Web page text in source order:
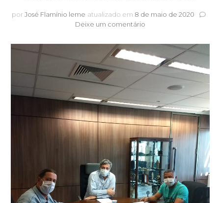
por José Flamínio leme atualizado em 8 de maio de 2020
Deixe um comentárioem
SALARIAL
2020